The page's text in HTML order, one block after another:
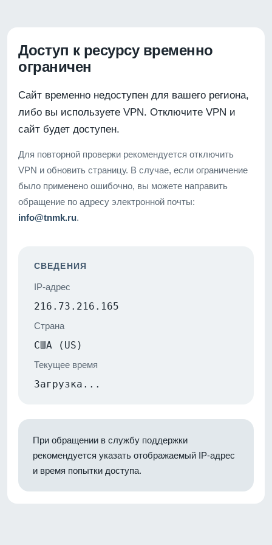
Доступ к ресурсу временно
ограничен
Сайт временно недоступен для вашего региона,
либо вы используете VPN. Отключите VPN и
сайт будет доступен.
Для повторной проверки рекомендуется отключить
VPN и обновить страницу. В случае, если ограничение
было применено ошибочно, вы можете направить
обращение по адресу электронной почты:
info@tnmk.ru.
СВЕДЕНИЯ
IP-адрес
216.73.216.165
Страна
США (US)
Текущее время
Загрузка...
При обращении в службу поддержки
рекомендуется указать отображаемый IP-адрес
и время попытки доступа.